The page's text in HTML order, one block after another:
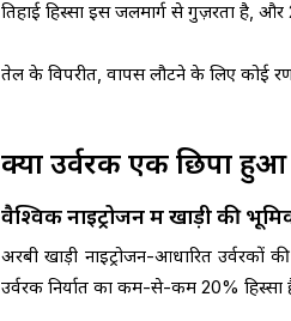
तिहाई हिस्सा इस जलमार्ग से गुज़रता है,
तेल के विपरीत, वापस लौटने के लिए कोई
क्यों उर्वरक एक छिपा
वैश्विक नाइट्रोजन में खाड़ी की
अरबी खाड़ी नाइट्रोजन-आधारित उर्वरकों
उर्वरक निर्यात का कम-से-कम 20% हिस्सा